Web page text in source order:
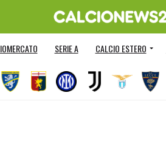
SERIE A CALCIO ESTERO